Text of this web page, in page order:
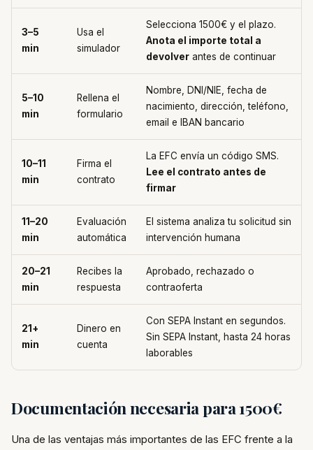
3–5
min
Usa el
simulador
Selecciona 1500€ y el plazo.
Anota el importe total a
devolver antes de continuar
5–10
min
Rellena el
formulario
Nombre, DNI/NIE, fecha de
nacimiento, dirección, teléfono,
email e IBAN bancario
10–11
min
Firma el
contrato
La EFC envía un código SMS.
Lee el contrato antes de
firmar
11–20
min
Evaluación
automática
El sistema analiza tu solicitud sin
intervención humana
20–21
min
Recibes la
respuesta
Aprobado, rechazado o
contraoferta
21+
min
Dinero en
cuenta
Con SEPA Instant en segundos.
Sin SEPA Instant, hasta 24 horas
laborables
Documentación necesaria para 1500€
Una de las ventajas más importantes de las EFC frente a la